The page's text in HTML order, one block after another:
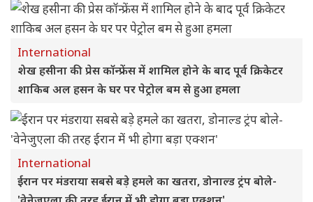
International
शेख हसीना की प्रेस कॉन्फ्रेंस में शामिल होने के बाद पूर्व क्रिकेटर
शाकिब अल हसन के घर पर पेट्रोल बम से हुआ हमला
International
ईरान पर मंडराया सबसे बड़े हमले का खतरा, डोनाल्ड ट्रंप बोले-